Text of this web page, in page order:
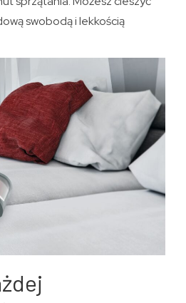
swobodą i lekkością